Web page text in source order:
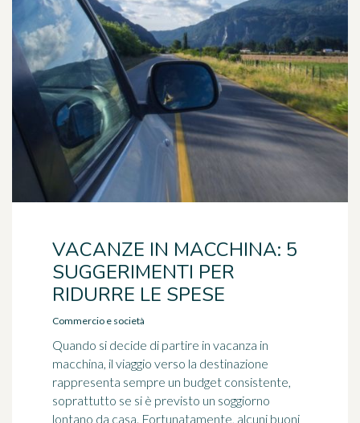
VACANZE IN MACCHINA: 5
SUGGERIMENTI PER
RIDURRE LE SPESE
Commercio e società
Quando si decide di partire in vacanza in
macchina, il viaggio verso la destinazione
rappresenta sempre un budget consistente,
soprattutto se si è previsto un soggiorno
lontano da casa. Fortunatamente, alcuni buoni